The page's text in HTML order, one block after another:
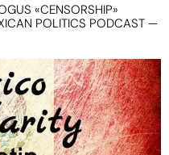
«CENSORSHIP»
POLITICS PODCAST —